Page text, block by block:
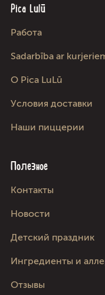
Pica Lulū
Работа
Sadarbība ar
О Pica LuLū
Условия доставки
Наши пиццерии
Полезное
Kонтакты
Новости
Детский праздник
Ингредиенты и
Отзывы